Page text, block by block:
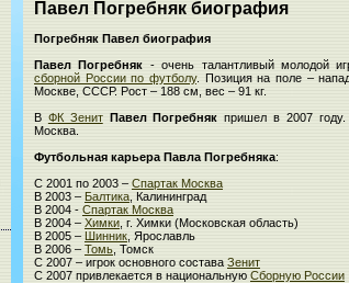
Павел Погребняк биография
Погребняк Павел биография
Павел Погребняк - очень талантливый молодой
сборной России по футболу. Позиция на поле –
Москве, СССР. Рост – 188 см, вес – 91 кг.
В ФК Зенит Павел Погребняк пришел в 2007
Москва.
Футбольная карьера Павла Погребняка:
С 2001 по 2003 – Спартак Москва
В 2003 – Балтика , Калининград
В 2004 - Спартак Москва
В 2004 – Химки , г. Химки (Московская область)
В 2005 – Шинник , Ярославль
В 2006 – Томь , Томск
С 2007 – игрок основного состава Зенит
С 2007 привлекается в национальную Сборную России